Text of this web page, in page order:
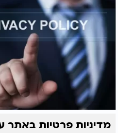
מדיניות פרטיות באתר ערוץ